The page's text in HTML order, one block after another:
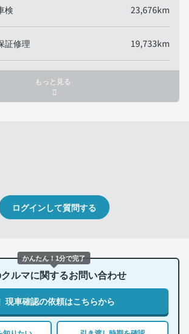
検 23,676km
証修理 19,733km
もっと見る
ログインして質問する
ルマに関するお問い合わせ
現車確認の依頼はこちらから
かんたん！1分で完了